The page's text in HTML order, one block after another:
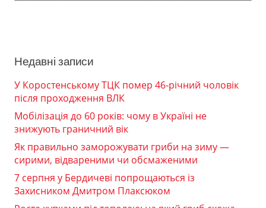
Недавні записи
У Коростенському ТЦК помер 46-річний чоловік
після проходження ВЛК
Мобілізація до 60 років: чому в Україні не
знижують граничний вік
Як правильно заморожувати гриби на зиму —
сирими, відвареними чи обсмаженими
7 серпня у Бердичеві попрощаються із
Захисником Дмитром Плаксюком